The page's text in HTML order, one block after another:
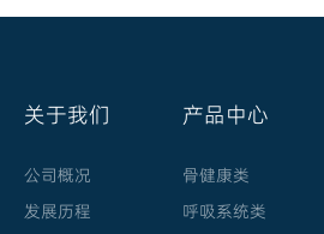
关于我们
公司概况
发展历程
产品中心
骨健康类
呼吸系统类